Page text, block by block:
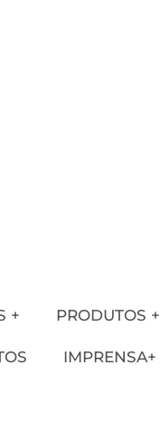
+ PRODUTOS +
IMPRENSA+